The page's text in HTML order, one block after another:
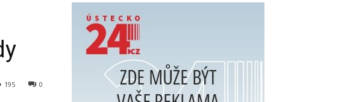
0
195